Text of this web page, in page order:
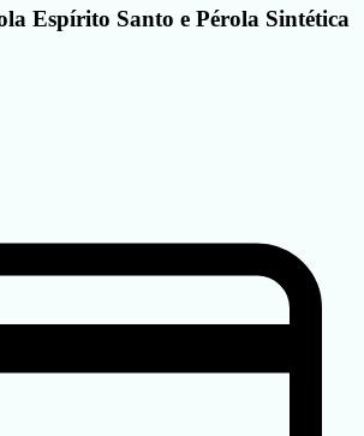
Espírito Santo e Pérola Sintética